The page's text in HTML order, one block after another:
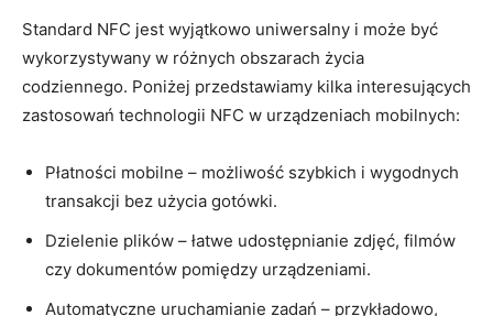
Standard NFC jest wyjątkowo uniwersalny i może być
wykorzystywany w różnych obszarach życia
codziennego. Poniżej przedstawiamy kilka interesujących
zastosowań technologii NFC w urządzeniach mobilnych:
Płatności mobilne – możliwość szybkich i wygodnych
transakcji bez użycia gotówki.
Dzielenie plików – łatwe udostępnianie zdjęć, filmów
czy dokumentów pomiędzy urządzeniami.
Automatyczne uruchamianie zadań – przykładowo,